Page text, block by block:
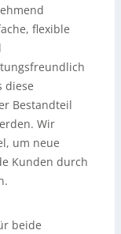
flexible
diese
Bestandteil
Wir
um neue
Kunden durch
beide